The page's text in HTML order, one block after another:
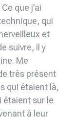
que j’ai
qui
et
suivre, il y
Me
très présent
qui étaient là,
étaient sur le
à leur